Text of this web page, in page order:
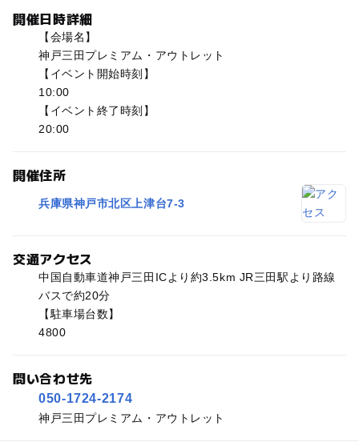
開催日時詳細
【会場名】
神戸三田プレミアム・アウトレット
【イベント開始時刻】
10:00
【イベント終了時刻】
20:00
開催住所
兵庫県神戸市北区上津台7-3
交通アクセス
中国自動車道神戸三田ICより約3.5km JR三田駅より路線
バスで約20分
【駐車場台数】
4800
問い合わせ先
050-1724-2174
神戸三田プレミアム・アウトレット